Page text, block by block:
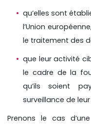
qu’elles sont
l’Union
le traitement des
que leur activité
le cadre de la
qu’ils soient
surveillance de
Prenons le cas